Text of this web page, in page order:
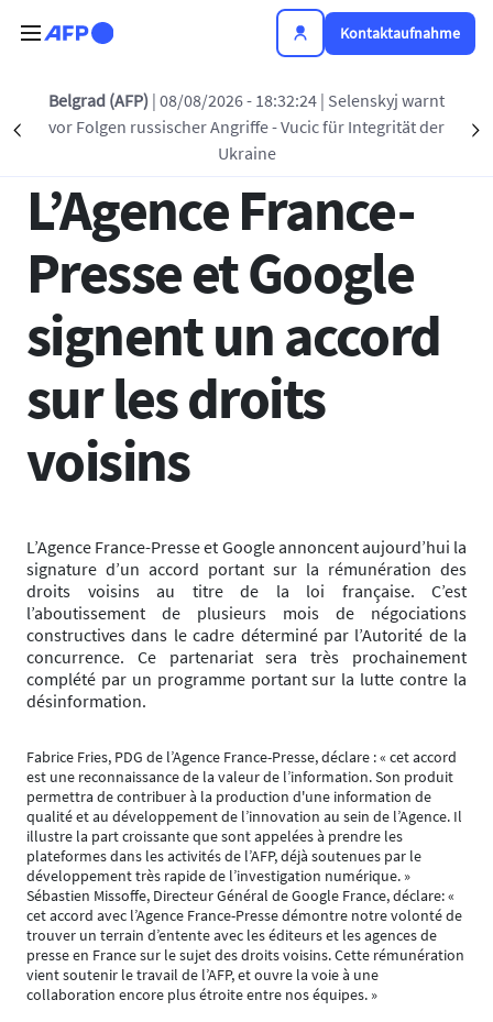
Kontaktaufnahme
Précédent
(AFP)| 08/08/2026 - 18:32:24 | Selenskyj warnt
russischer Angriffe - Vucic für Integrität der
Zurück zur Liste
17 NOV. 2021 - 18:10
L’Agence France-
Presse et Google
signent un accord
sur les droits
voisins
L’Agence France-Presse et Google annoncent aujourd’hui la
signature d’un accord portant sur la rémunération des
droits voisins au titre de la loi française. C’est
l’aboutissement de plusieurs mois de négociations
constructives dans le cadre déterminé par l’Autorité de la
concurrence. Ce partenariat sera très prochainement
complété par un programme portant sur la lutte contre la
désinformation.
Fabrice Fries, PDG de l’Agence France-Presse, déclare : « cet accord
est une reconnaissance de la valeur de l’information. Son produit
permettra de contribuer à la production d'une information de
qualité et au développement de l’innovation au sein de l’Agence. Il
illustre la part croissante que sont appelées à prendre les
plateformes dans les activités de l’AFP, déjà soutenues par le
développement très rapide de l’investigation numérique. »
Sébastien Missoffe, Directeur Général de Google France, déclare: «
cet accord avec l’Agence France-Presse démontre notre volonté de
trouver un terrain d’entente avec les éditeurs et les agences de
presse en France sur le sujet des droits voisins. Cette rémunération
vient soutenir le travail de l’AFP, et ouvre la voie à une
collaboration encore plus étroite entre nos équipes. »